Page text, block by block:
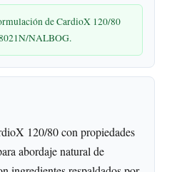
de CardioX 120/80
NALBOG.
120/80 con propiedades
abordaje natural de